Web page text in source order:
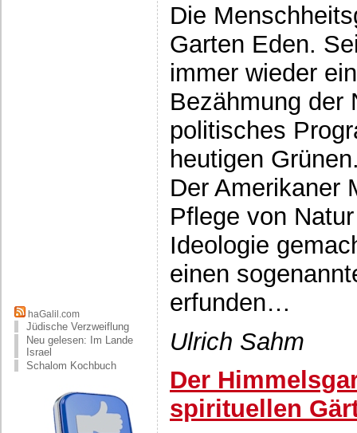
haGalil.com
Jüdische Verzweiflung
Neu gelesen: Im Lande
Israel
Schalom Kochbuch
Die
Garten Eden.
immer wieder
Bezähmung der
politisches
heutigen
Der Amerikaner
Pflege von
Ideologie
einen
erfunden…
Ulrich Sahm
Der
spirituellen